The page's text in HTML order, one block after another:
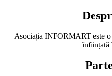
Asociația INFORMART este o
înființată